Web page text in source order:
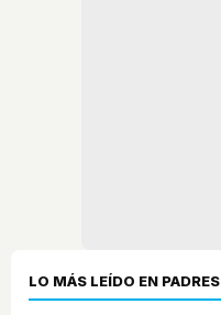
LO MÁS LEÍDO EN PADRES